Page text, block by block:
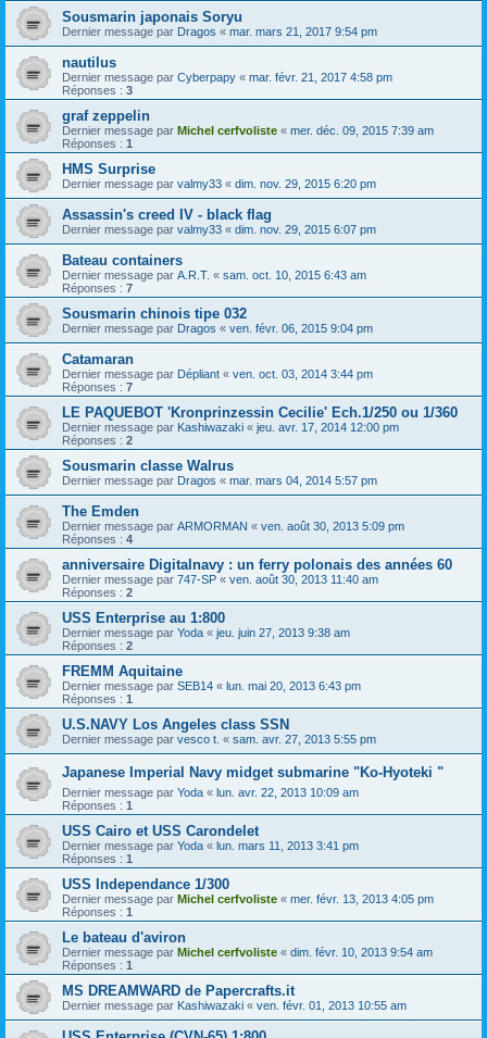
Sousmarin japonais Soryu
Dernier message par Dragos « mar. mars 21, 2017 9:54 pm
nautilus
Dernier message par Cyberpapy « mar. févr. 21, 2017 4:58 pm
Réponses : 3
graf zeppelin
Dernier message par Michel cerfvoliste « mer. déc. 09, 2015 7:39 am
Réponses : 1
HMS Surprise
Dernier message par valmy33 « dim. nov. 29, 2015 6:20 pm
Assassin's creed IV - black flag
Dernier message par valmy33 « dim. nov. 29, 2015 6:07 pm
Bateau containers
Dernier message par A.R.T. « sam. oct. 10, 2015 6:43 am
Réponses : 7
Sousmarin chinois tipe 032
Dernier message par Dragos « ven. févr. 06, 2015 9:04 pm
Catamaran
Dernier message par Dépliant « ven. oct. 03, 2014 3:44 pm
Réponses : 7
LE PAQUEBOT 'Kronprinzessin Cecilie' Ech.1/250 ou 1/360
Dernier message par Kashiwazaki « jeu. avr. 17, 2014 12:00 pm
Réponses : 2
Sousmarin classe Walrus
Dernier message par Dragos « mar. mars 04, 2014 5:57 pm
The Emden
Dernier message par ARMORMAN « ven. août 30, 2013 5:09 pm
Réponses : 4
anniversaire Digitalnavy : un ferry polonais des années 60
Dernier message par 747-SP « ven. août 30, 2013 11:40 am
Réponses : 2
USS Enterprise au 1:800
Dernier message par Yoda « jeu. juin 27, 2013 9:38 am
Réponses : 2
FREMM Aquitaine
Dernier message par SEB14 « lun. mai 20, 2013 6:43 pm
Réponses : 1
U.S.NAVY Los Angeles class SSN
Dernier message par vesco t. « sam. avr. 27, 2013 5:55 pm
Japanese Imperial Navy midget submarine "Ko-Hyoteki "
Dernier message par Yoda « lun. avr. 22, 2013 10:09 am
Réponses : 1
USS Cairo et USS Carondelet
Dernier message par Yoda « lun. mars 11, 2013 3:41 pm
Réponses : 1
USS Independance 1/300
Dernier message par Michel cerfvoliste « mer. févr. 13, 2013 4:05 pm
Réponses : 1
Le bateau d'aviron
Dernier message par Michel cerfvoliste « dim. févr. 10, 2013 9:54 am
Réponses : 1
MS DREAMWARD de Papercrafts.it
Dernier message par Kashiwazaki « ven. févr. 01, 2013 10:55 am